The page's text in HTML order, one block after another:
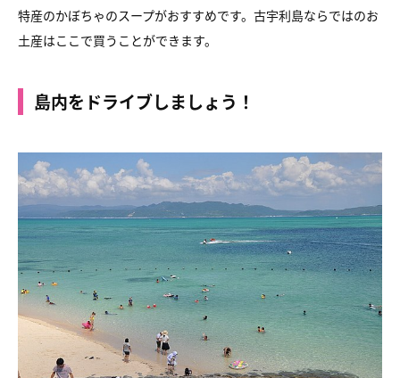
特産のかぼちゃのスープがおすすめです。 古宇利島ならではのお
土産はここで買うことができます。
島内をドライブしましょう！